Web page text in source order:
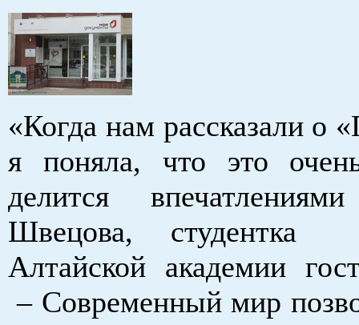
«Когда нам рассказали о
я поняла, что это
делится
Швецова,
Алтайской академии
– Современный мир